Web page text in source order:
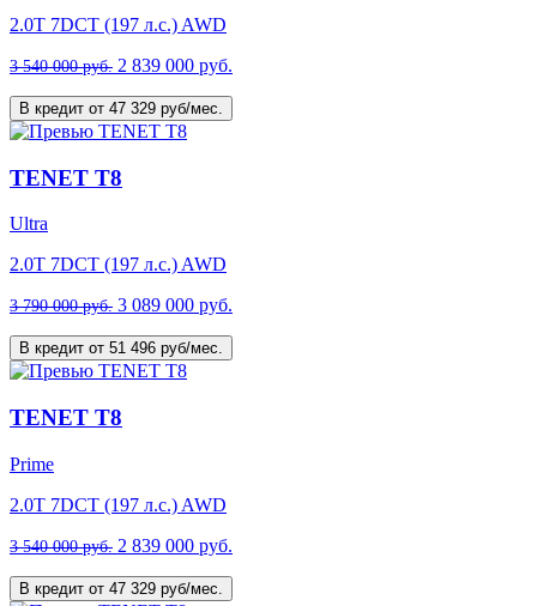
2.0T 7DCT (197 л.с.) AWD
3 540 000 руб. 2 839 000 руб.
В кредит от 47 329 руб/мес.
TENET T8
Ultra
2.0T 7DCT (197 л.с.) AWD
3 790 000 руб. 3 089 000 руб.
В кредит от 51 496 руб/мес.
TENET T8
Prime
2.0T 7DCT (197 л.с.) AWD
3 540 000 руб. 2 839 000 руб.
В кредит от 47 329 руб/мес.